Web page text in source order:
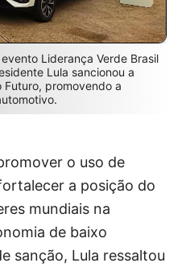
Liderança Verde Brasil
Lula sancionou a
promovendo a
o uso de
a posição do
mundiais na
de baixo
sanção, Lula ressaltou